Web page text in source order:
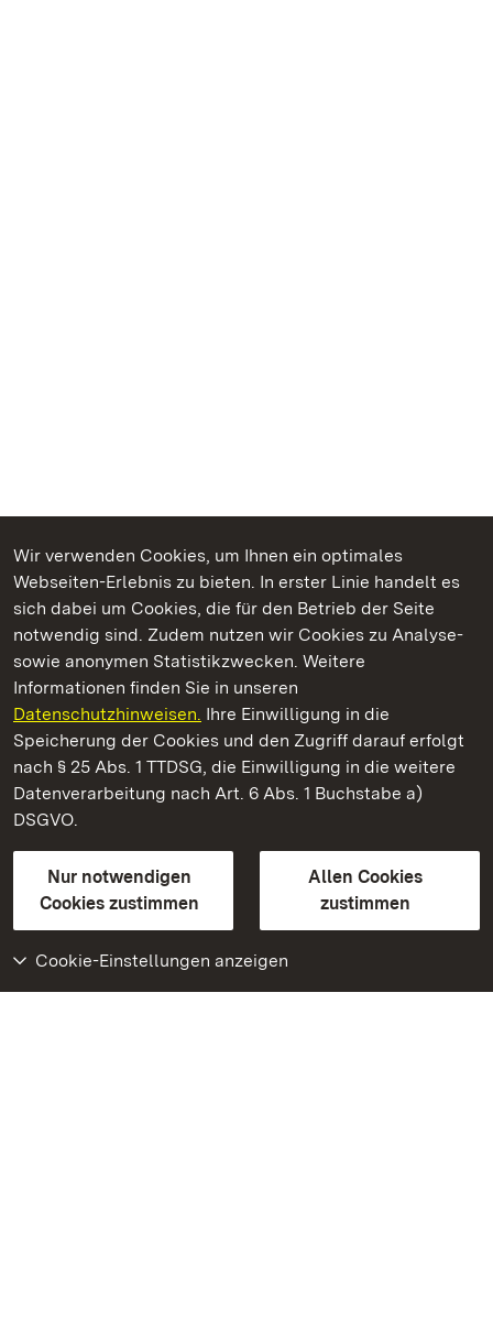
Wir verwenden Cookies, um Ihnen ein optimales
Webseiten-Erlebnis zu bieten. In erster Linie handelt es
sich dabei um Cookies, die für den Betrieb der Seite
notwendig sind. Zudem nutzen wir Cookies zu Analyse-
sowie anonymen Statistikzwecken. Weitere
Informationen finden Sie in unseren
Datenschutzhinweisen. Ihre Einwilligung in die
Speicherung der Cookies und den Zugriff darauf erfolgt
nach § 25 Abs. 1 TTDSG, die Einwilligung in die weitere
Datenverarbeitung nach Art. 6 Abs. 1 Buchstabe a)
DSGVO.
Nur notwendigen
Cookies zustimmen
Allen Cookies
zustimmen
Cookie-Einstellungen anzeigen
Kommen. Staunen. Genießen.
Staatliche Schlösser und Gärten Baden‑Württemberg
Staatliche Schlösser und Gärten Baden-Württemberg
Kontakt
GebärdenspracheLeichte Sprache
Erklärung zur Barrierefreiheit
BITV-konform (geprüfte Seiten)
Weiteres